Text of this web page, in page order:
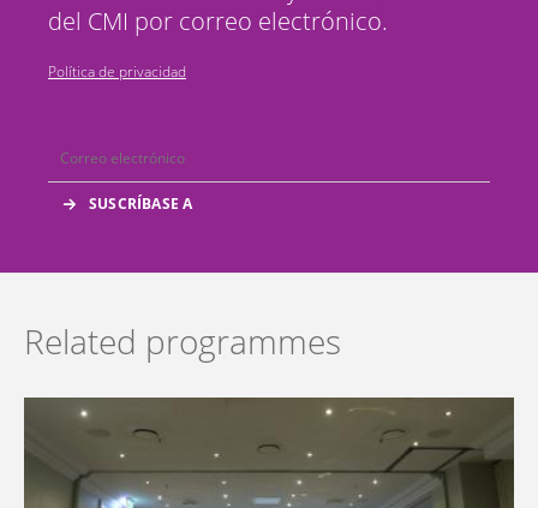
del CMI por correo electrónico.
Política de privacidad
Related programmes